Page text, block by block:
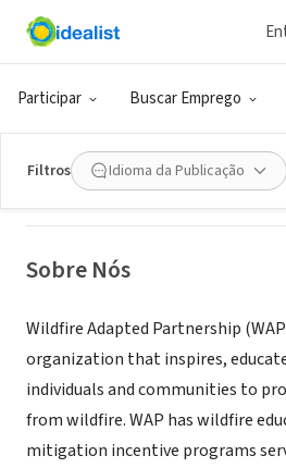
Participar Buscar Emprego
Filtros Idioma da Publicação
ONG (SETOR SOCIAL)
Wildfire Adapted
Sobre Nós
Wildfire Adapted Partnership
organization that inspires,
individuals and communities to
from wildfire. WAP has wildfire
mitigation incentive programs